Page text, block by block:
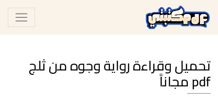
تحميل وقراءة رواية وجوه من ثلج
pdf مجاناً